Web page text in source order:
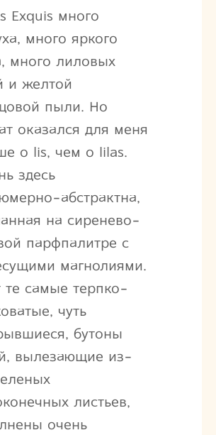
Exquis много
много яркого
много лиловых
и желтой
пыли. Но
оказался для меня
о lis, чем о lilas.
здесь
абстрактна,
на сиренево-
парфпалитре с
магнолиями.
те самые терпко-
чуть
бутоны
вылезающие из-
листьев,
очень